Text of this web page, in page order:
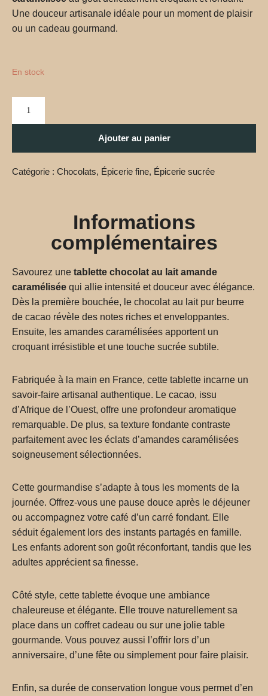
Une douceur artisanale idéale pour un moment de plaisir
ou un cadeau gourmand.
En stock
Ajouter au panier
Catégorie : Chocolats, Épicerie fine, Épicerie sucrée
Informations
complémentaires
Savourez une tablette chocolat au lait amande
caramélisée qui allie intensité et douceur avec élégance.
Dès la première bouchée, le chocolat au lait pur beurre
de cacao révèle des notes riches et enveloppantes.
Ensuite, les amandes caramélisées apportent un
croquant irrésistible et une touche sucrée subtile.
Fabriquée à la main en France, cette tablette incarne un
savoir-faire artisanal authentique. Le cacao, issu
d’Afrique de l’Ouest, offre une profondeur aromatique
remarquable. De plus, sa texture fondante contraste
parfaitement avec les éclats d’amandes caramélisées
soigneusement sélectionnées.
Cette gourmandise s’adapte à tous les moments de la
journée. Offrez-vous une pause douce après le déjeuner
ou accompagnez votre café d’un carré fondant. Elle
séduit également lors des instants partagés en famille.
Les enfants adorent son goût réconfortant, tandis que les
adultes apprécient sa finesse.
Côté style, cette tablette évoque une ambiance
chaleureuse et élégante. Elle trouve naturellement sa
place dans un coffret cadeau ou sur une jolie table
gourmande. Vous pouvez aussi l’offrir lors d’un
anniversaire, d’une fête ou simplement pour faire plaisir.
Enfin, sa durée de conservation longue vous permet d’en